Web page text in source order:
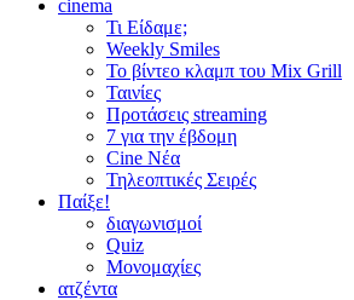
cinema
Τι Είδαμε;
Weekly Smiles
Το βίντεο κλαμπ του Mix Grill
Ταινίες
Προτάσεις streaming
7 για την έβδομη
Cine Νέα
Τηλεοπτικές Σειρές
Παίξε!
διαγωνισμοί
Quiz
Μονομαχίες
ατζέντα